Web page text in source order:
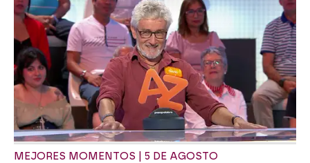
MEJORES MOMENTOS | 5 DE AGOSTO